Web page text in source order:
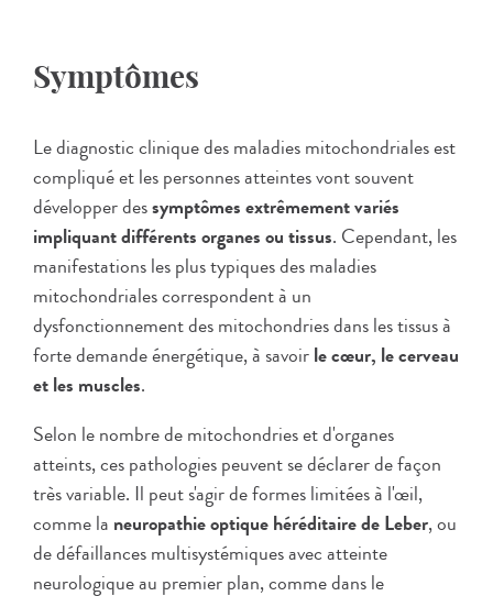
Symptômes
Le diagnostic clinique des maladies mitochondriales est
compliqué et les personnes atteintes vont souvent
développer dessymptômes extrêmement variés
impliquant différents organes ou tissus. Cependant, les
manifestations les plus typiques des maladies
mitochondriales correspondent à un
dysfonctionnement des mitochondries dans les tissus à
forte demande énergétique, à savoirle cœur, le cerveau
et les muscles.
Selon le nombre de mitochondries et d'organes
atteints, ces pathologies peuvent se déclarer de façon
très variable. Il peut s'agir de formes limitées à l'œil,
comme la neuropathie optique héréditaire de Leber, ou
de défaillances multisystémiques avec atteinte
neurologique au premier plan, comme dans le